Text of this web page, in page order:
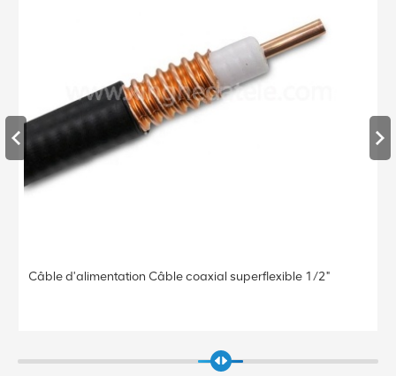
Câble d'alimentation Câble coaxial superflexible 1/2"